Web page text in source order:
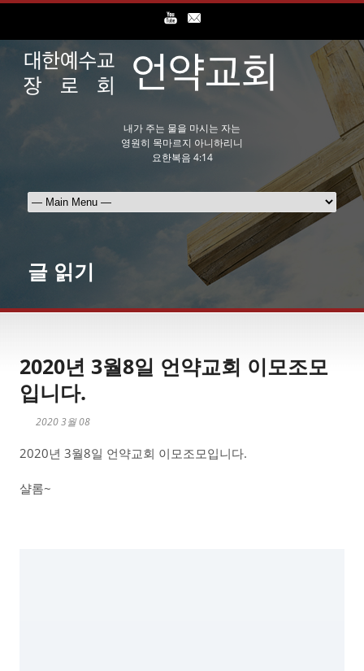
내가 주는 물을 마시는 자는
영원히 목마르지 아니하리니
요한복음 4:14
글 읽기
2020년 3월8일 언약교회 이모조모
입니다.
2020 3월 08
2020년 3월8일 언약교회 이모조모입니다.
샬롬~